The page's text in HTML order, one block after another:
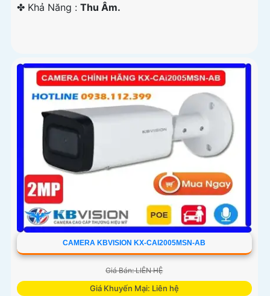
️✤ Khả Năng : Thu Âm.
CAMERA KBVISION KX-CAI2005MSN-AB
Giá Bán: LIÊN HỆ
Giá Khuyến Mại: Liên hệ